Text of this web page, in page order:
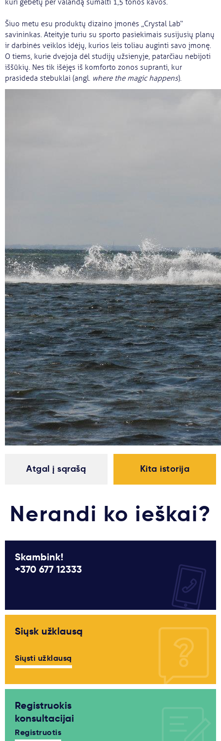
kuri gebėtų per valandą sumalti 1,5 tonos kavos.
Šiuo metu esu produktų dizaino įmonės „Crystal Lab“
savininkas. Ateityje turiu su sporto pasiekimais susijusių planų
ir darbinės veiklos idėjų, kurios leis toliau auginti savo įmonę.
O tiems, kurie dvejoja dėl studijų užsienyje, patarčiau nebijoti
iššūkių. Nes tik išėjęs iš komforto zonos supranti, kur
prasideda stebuklai (angl. where the magic happens).
Atgal į sąrašą Kita istorija
Nerandi ko ieškai?
Skambink!
+370 677 12333
Siųsk užklausą
Siųsti užklausą
Registruokis
konsultacijai
Registruotis